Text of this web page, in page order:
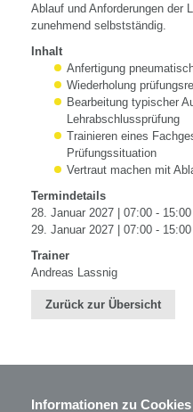
Ablauf und Anforderungen der
zunehmend selbstständig.
Inhalt
Anfertigung
Wiederholung
Bearbeitung typischer
Lehrabschlussprüfung
Trainieren eines
Prüfungssituation
Vertraut machen mit
Termindetails
28. Januar 2027 | 07:00 - 15:00
29. Januar 2027 | 07:00 - 15:00
Trainer
Andreas Lassnig
Zurück zur Übersicht
BZL - Bildungszentrum Lenzing
Informationen zu